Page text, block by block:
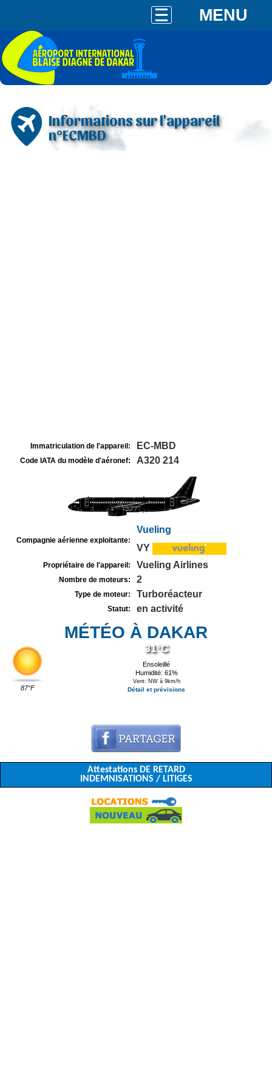
MENU
Informations sur l'appareil
n°ECMBD
Immatriculation de l'appareil: EC-MBD
Code IATA du modèle d'aéronef: A320 214
Compagnie aérienne exploitante:
Vueling
VY
Propriétaire de l'appareil: Vueling Airlines
Nombre de moteurs: 2
Type de moteur: Turboréacteur
Statut: en activité
MÉTÉO À DAKAR
87°F
31°C
Ensoleillé
Humidité: 61%
Vent: NW à 9km/h
Détail et prévisions
Attestations DE RETARD
INDEMNISATIONS / LITIGES